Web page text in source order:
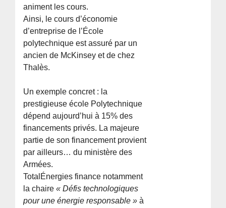
animent les cours.
Ainsi, le cours d’économie
d’entreprise de l’École
polytechnique est assuré par un
ancien de McKinsey et de chez
Thalès.
Un exemple concret : la
prestigieuse école Polytechnique
dépend aujourd’hui à 15% des
financements privés. La majeure
partie de son financement provient
par ailleurs… du ministère des
Armées.
TotalÉnergies finance notamment
la chaire« Défis technologiques
pour une énergie responsable »à